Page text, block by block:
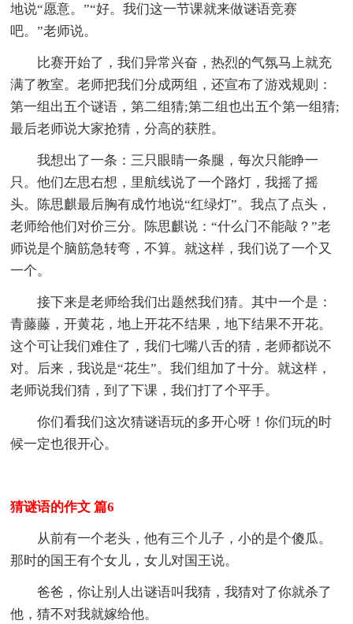
地说“愿意。”“好。我们这一节课就来做谜语竞赛
吧。”老师说。
比赛开始了，我们异常兴奋，热烈的气氛马上就充
满了教室。老师把我们分成两组，还宣布了游戏规则：
第一组出五个谜语，第二组猜;第二组也出五个第一组猜;
最后老师说大家抢猜，分高的获胜。
我想出了一条：三只眼睛一条腿，每次只能睁一
只。他们左思右想，里航线说了一个路灯，我摇了摇
头。陈思麒最后胸有成竹地说“红绿灯”。我点了点头，
老师给他们对价三分。陈思麒说：“什么门不能敲？”老
师说是个脑筋急转弯，不算。就这样，我们说了一个又
一个。
接下来是老师给我们出题然我们猜。其中一个是：
青藤藤，开黄花，地上开花不结果，地下结果不开花。
这个可让我们难住了，我们七嘴八舌的猜，老师都说不
对。后来，我说是“花生”。我们组加了十分。就这样，
老师说我们猜，到了下课，我们打了个平手。
你们看我们这次猜谜语玩的多开心呀！你们玩的时
候一定也很开心。
猜谜语的作文 篇6
从前有一个老头，他有三个儿子，小的是个傻瓜。
那时的国王有个女儿，女儿对国王说。
爸爸，你让别人出谜语叫我猜，我猜对了你就杀了
他，猜不对我就嫁给他。